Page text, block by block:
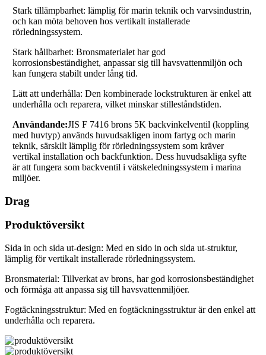
Stark tillämpbarhet: lämplig för marin teknik och varvsindustrin,
och kan möta behoven hos vertikalt installerade
rörledningssystem.
Stark hållbarhet: Bronsmaterialet har god
korrosionsbeständighet, anpassar sig till havsvattenmiljön och
kan fungera stabilt under lång tid.
Lätt att underhålla: Den kombinerade lockstrukturen är enkel att
underhålla och reparera, vilket minskar stilleståndstiden.
Användande:JIS F 7416 brons 5K backvinkelventil (koppling
med huvtyp) används huvudsakligen inom fartyg och marin
teknik, särskilt lämplig för rörledningssystem som kräver
vertikal installation och backfunktion. Dess huvudsakliga syfte
är att fungera som backventil i vätskeledningssystem i marina
miljöer.
Drag
Produktöversikt
Sida in och sida ut-design: Med en sido in och sida ut-struktur,
lämplig för vertikalt installerade rörledningssystem.
Bronsmaterial: Tillverkat av brons, har god korrosionsbeständighet
och förmåga att anpassa sig till havsvattenmiljöer.
Fogtäckningsstruktur: Med en fogtäckningsstruktur är den enkel att
underhålla och reparera.